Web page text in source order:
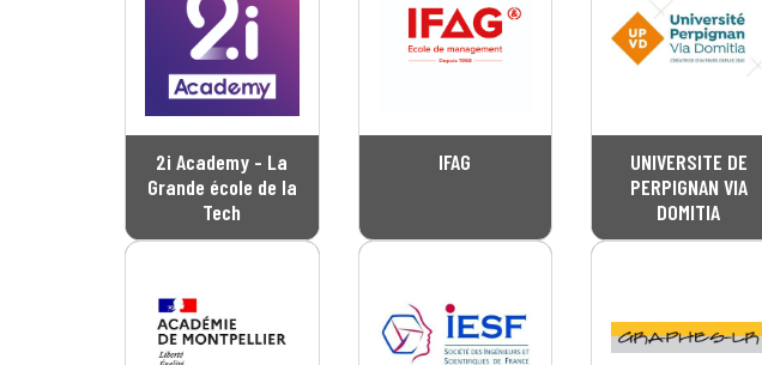
2i Academy - La
Grande école de la
Tech
IFAG
UNIVERSITE DE
PERPIGNAN VIA
DOMITIA